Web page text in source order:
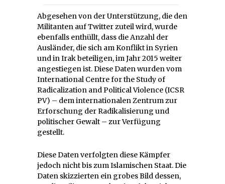
Abgesehen von der Unterstützung, die den
Militanten auf Twitter zuteil wird, wurde
ebenfalls enthüllt, dass die Anzahl der
Ausländer, die sich am Konflikt in Syrien
und in Irak beteiligen, im Jahr 2015 weiter
angestiegen ist. Diese Daten wurden vom
International Centre for the Study of
Radicalization and Political Violence (ICSR
PV) – dem internationalen Zentrum zur
Erforschung der Radikalisierung und
politischer Gewalt – zur Verfügung
gestellt.
Diese Daten verfolgten diese Kämpfer
jedoch nicht bis zum Islamischen Staat. Die
Daten skizzierten ein grobes Bild dessen,